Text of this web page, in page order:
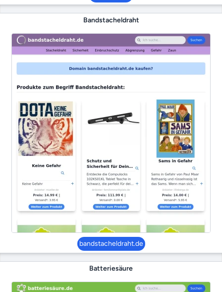
Bandstacheldraht
bandstacheldraht.de
Batteriesäure